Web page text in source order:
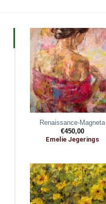
Renaissance-Magneta
€450,00
Emelie Jegerings